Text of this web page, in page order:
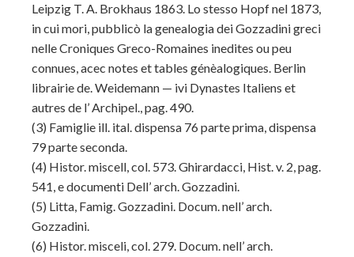
Leipzig T. A. Brokhaus 1863. Lo stesso Hopf nel 1873,
in cui mori, pubblicò la genealogia dei Gozzadini greci
nelle Croniques Greco-Romaines inedites ou peu
connues, acec notes et tables génèalogiques. Berlin
librairie de. Weidemann — ivi Dynastes Italiens et
autres de l’ Archipel., pag. 490.
(3) Famiglie ill. ital. dispensa 76 parte prima, dispensa
79 parte seconda.
(4) Histor. miscell, col. 573. Ghirardacci, Hist. v. 2, pag.
541, e documenti Dell’ arch. Gozzadini.
(5) Litta, Famig. Gozzadini. Docum. nell’ arch.
Gozzadini.
(6) Histor. misceli, col. 279. Docum. nell’ arch.